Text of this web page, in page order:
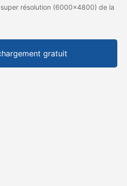
résolution (6000x4800) de la
gratuit